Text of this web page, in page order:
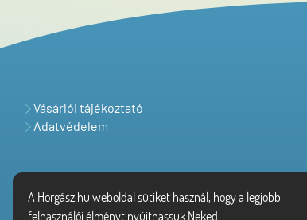
A Horgász.hu weboldal sütiket használ, hogy a legjobb
felhasználói élményt nyújthassuk Neked.
Vásárlói tájékoztató
Adatvédelem